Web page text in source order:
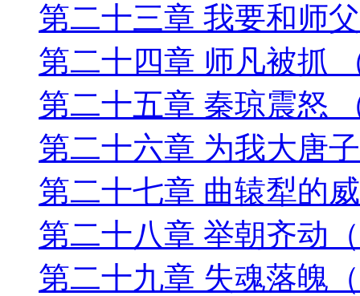
第二十三章 我要和师
第二十四章 师凡被抓
第二十五章 秦琼震怒
第二十六章 为我大唐
第二十七章 曲辕犁的
第二十八章 举朝齐动
第二十九章 失魂落魄